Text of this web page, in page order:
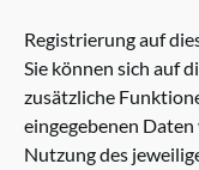
Registrierung auf
Sie können sich auf
zusätzliche
eingegebenen
Nutzung des